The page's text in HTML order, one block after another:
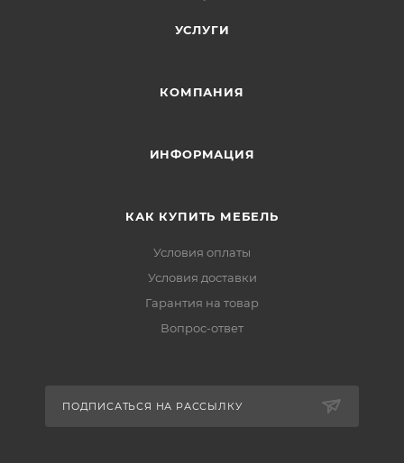
УСЛУГИ
КОМПАНИЯ
ИНФОРМАЦИЯ
КАК КУПИТЬ МЕБЕЛЬ
Условия оплаты
Условия доставки
Гарантия на товар
Вопрос-ответ
ПОДПИСАТЬСЯ НА РАССЫЛКУ